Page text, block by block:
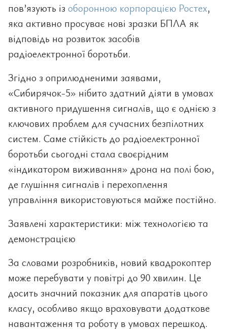
пов’язують із оборонною корпорацією Ростех,
яка активно просуває нові зразки БПЛА як
відповідь на розвиток засобів
радіоелектронної боротьби.
Згідно з оприлюдненими заявами,
«Сибирячок-5» нібито здатний діяти в умовах
активного придушення сигналів, що є однією з
ключових проблем для сучасних безпілотних
систем. Саме стійкість до радіоелектронної
боротьби сьогодні стала своєрідним
«індикатором виживання» дрона на полі бою,
де глушіння сигналів і перехоплення
управління використовуються майже постійно.
Заявлені характеристики: між технологією та
демонстрацією
За словами розробників, новий квадрокоптер
може перебувати у повітрі до 90 хвилин. Це
досить значний показник для апаратів цього
класу, особливо якщо враховувати додаткове
навантаження та роботу в умовах перешкод.